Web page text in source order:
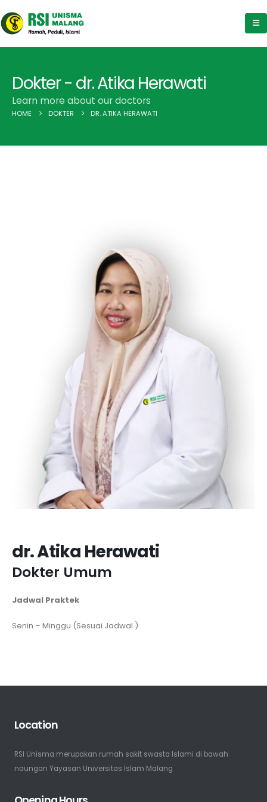
Dokter - dr. Atika Herawati
Learn more about our doctors
HOME DOKTER DR. ATIKA HERAWATI
dr. Atika Herawati
Dokter Umum
Jadwal Praktek
Senin – Minggu (Sesuai Jadwal )
Location
RSI Unisma merupakan rumah sakit swasta Islami di bawah
naungan Yayasan Universitas Islam Malang